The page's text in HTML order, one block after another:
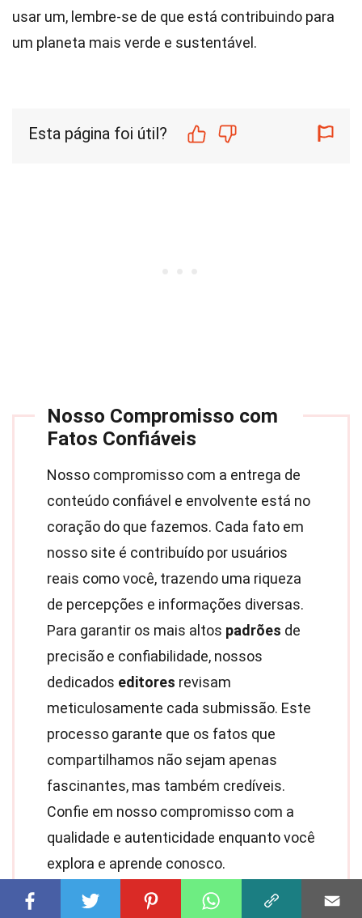
usar um, lembre-se de que está contribuindo para
um planeta mais verde e sustentável.
Esta página foi útil?
Nosso Compromisso com
Fatos Confiáveis
Nosso compromisso com a entrega de
conteúdo confiável e envolvente está no
coração do que fazemos. Cada fato em
nosso site é contribuído por usuários
reais como você, trazendo uma riqueza
de percepções e informações diversas.
Para garantir os mais altos padrões de
precisão e confiabilidade, nossos
dedicados editores revisam
meticulosamente cada submissão. Este
processo garante que os fatos que
compartilhamos não sejam apenas
fascinantes, mas também credíveis.
Confie em nosso compromisso com a
qualidade e autenticidade enquanto você
explora e aprende conosco.